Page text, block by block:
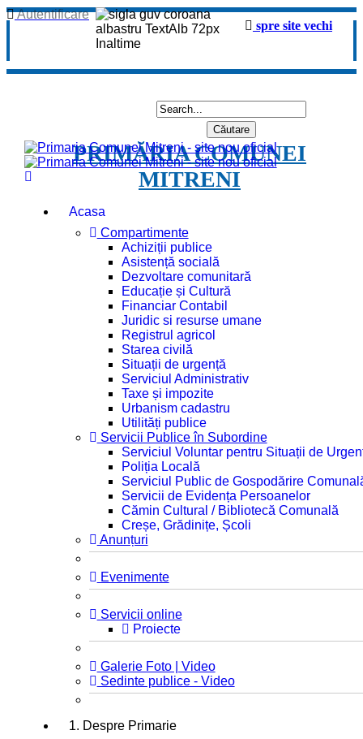
spre site vechi
Autentificare
PRIMĂRIA COMUNEI
MITRENI
Acasa
Compartimente
Achiziții publice
Asistență socială
Dezvoltare comunitară
Educație și Cultură
Financiar Contabil
Juridic si resurse umane
Registrul agricol
Starea civilă
Situații de urgență
Serviciul Administrativ
Taxe și impozite
Urbanism cadastru
Utilități publice
Servicii Publice în Subordine
Serviciul Voluntar pentru Situații de
Poliția Locală
Serviciul Public de Gospodărire
Servicii de Evidența Persoanelor
Cămin Cultural / Bibliotecă Comunală
Creșe, Grădinițe, Școli
Anunțuri
Evenimente
Servicii online
Proiecte
Galerie Foto | Video
Sedinte publice - Video
1. Despre Primarie